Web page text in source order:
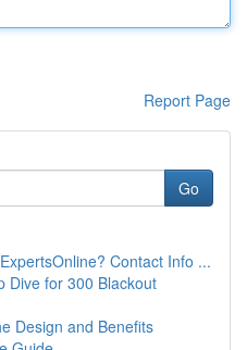
Report Page
Go
Contact Info ...
Dive for 300 Blackout
Design and Benefits